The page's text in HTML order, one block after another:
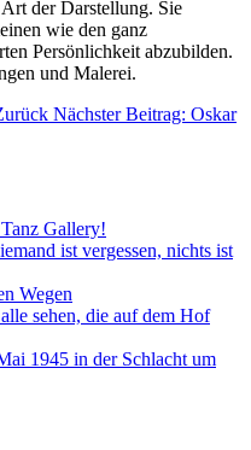
der Darstellung. Sie
wie den ganz
Persönlichkeit abzubilden.
und Malerei.
Nächster Beitrag: Oskar
Gallery!
ist vergessen, nichts ist
Wegen
sehen, die auf dem Hof
1945 in der Schlacht um